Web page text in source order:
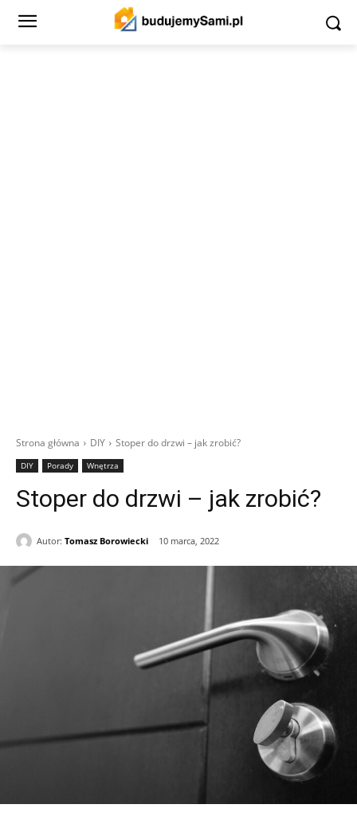
Strona główna DIY Stoper do drzwi – jak zrobić?
DIY Porady Wnętrza
Stoper do drzwi – jak zrobić?
Autor: Tomasz Borowiecki 10 marca, 2022